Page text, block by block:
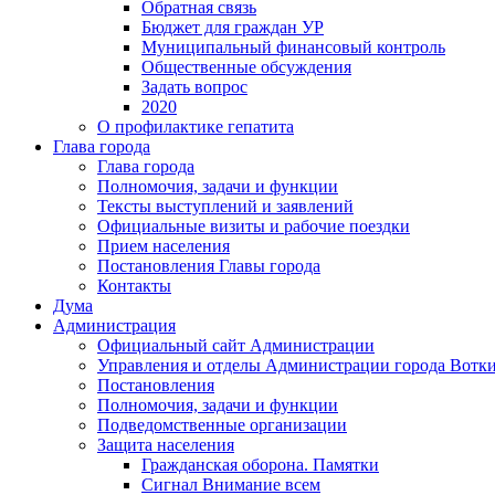
Обратная связь
Бюджет для граждан УР
Муниципальный финансовый контроль
Общественные обсуждения
Задать вопрос
2020
О профилактике гепатита
Глава города
Глава города
Полномочия, задачи и функции
Тексты выступлений и заявлений
Официальные визиты и рабочие поездки
Прием населения
Постановления Главы города
Контакты
Дума
Администрация
Официальный сайт Администрации
Управления и отделы Администрации города
Постановления
Полномочия, задачи и функции
Подведомственные организации
Защита населения
Гражданская оборона. Памятки
Сигнал Внимание всем